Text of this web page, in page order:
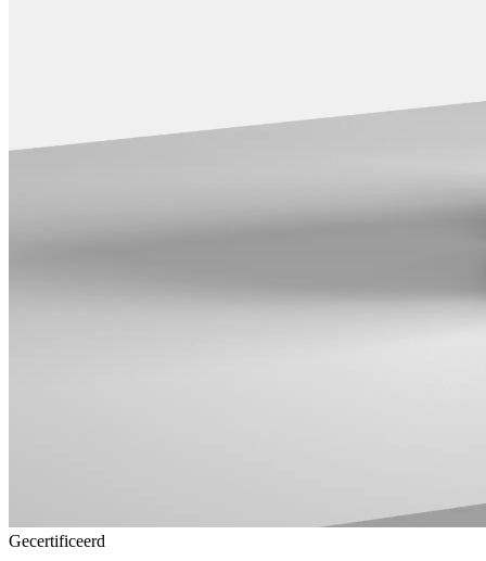
Gecertificeerd